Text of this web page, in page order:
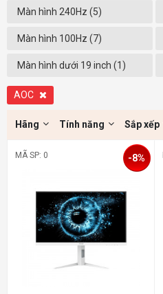
Màn hình 240Hz (5)
Màn hình 100Hz (7)
Màn hình dưới 19 inch (1)
AOC
Hãng Tính năng Sắp xếp
MÃ SP: 0 -8%